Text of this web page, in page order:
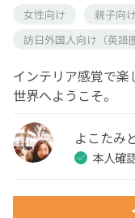
女性向け 親子向け
訪日外国人向け（英語圏
インテリア感覚で楽
世界へようこそ。
よこたみ
本人確